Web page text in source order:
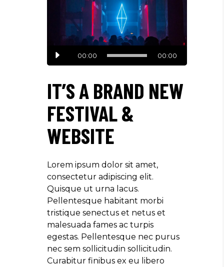
Audio
Player
00:00 00:00
IT’S A BRAND NEW
FESTIVAL &
WEBSITE
Lorem ipsum dolor sit amet,
consectetur adipiscing elit.
Quisque ut urna lacus.
Pellentesque habitant morbi
tristique senectus et netus et
malesuada fames ac turpis
egestas. Pellentesque nec purus
nec sem sollicitudin sollicitudin.
Curabitur finibus ex eu libero